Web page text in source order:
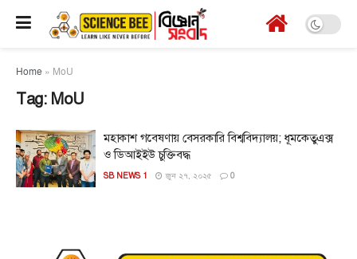
Home » MoU
Tag: MoU
মহাকাশ গবেষণায় বেসরকারি বিশ্ববিদ্যালয়; ধূমকেতুএক্স
ও ডিআইইউ চুক্তিবদ্ধ
SB NEWS 1 জুন ২৭, ২০২৫ 0